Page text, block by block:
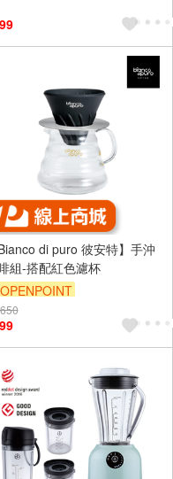
Bianco di puro 彼安特】手沖
組-搭配紅色濾杯